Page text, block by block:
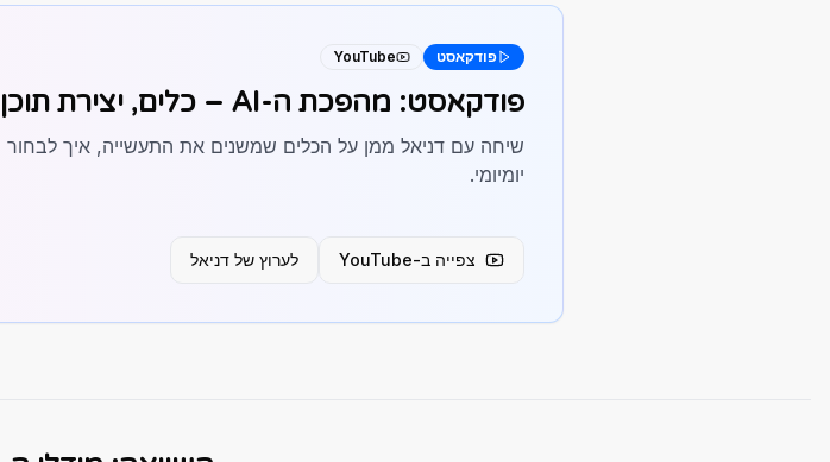
פודקאסט YouTube
פודקאסט: מהפכת ה-AI – כלים, יצירת תוכן ועתיד הדיגיטל
יומיומי.
צפייה ב-YouTube לערוץ של דניאל